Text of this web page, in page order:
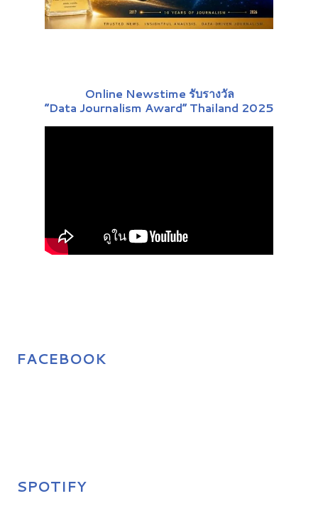
Online Newstime รับรางวัล
“Data Journalism Award” Thailand 2025
FACEBOOK
SPOTIFY